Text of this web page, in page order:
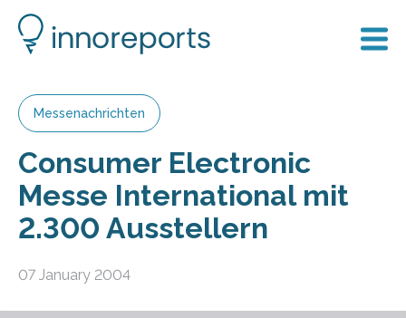
Messenachrichten
Consumer Electronic
Messe International mit
2.300 Ausstellern
07 January 2004